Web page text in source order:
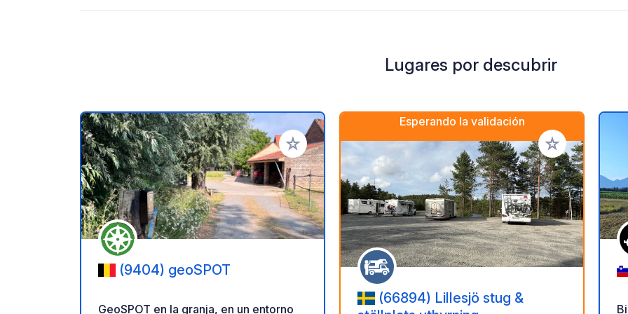
Lugares por descubrir
Añadir a tus favoritos
(9404) geoSPOT
GeoSPOT en la granja, en un entorno
Esperando la validación
Añadir a tus
(66894) Lillesjö stug &